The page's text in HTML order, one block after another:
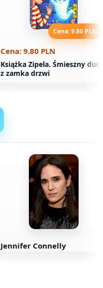
Cena: 9.80 PLN
Cena: 9.80 PLN
Książka Zipela. Śmieszny
z zamka drzwi
Jennifer Connelly